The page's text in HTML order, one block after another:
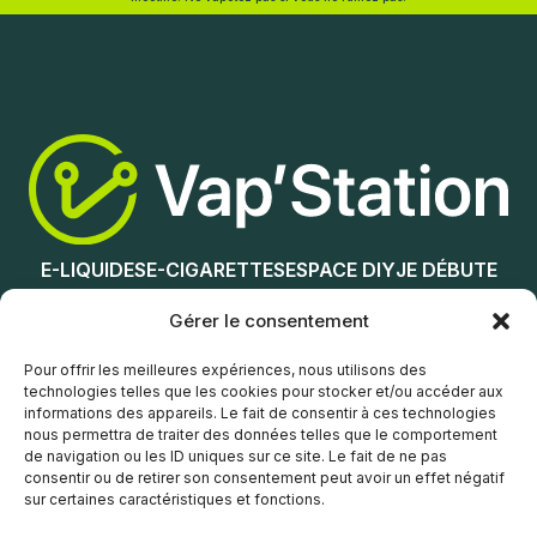
Gérer le consentement
Pour offrir les meilleures expériences, nous utilisons des
technologies telles que les cookies pour stocker et/ou accéder aux
informations des appareils. Le fait de consentir à ces technologies
nous permettra de traiter des données telles que le comportement
de navigation ou les ID uniques sur ce site. Le fait de ne pas
consentir ou de retirer son consentement peut avoir un effet négatif
sur certaines caractéristiques et fonctions.
Lire la suite
E-LIQUIDESE-CIGARETTESESPACE DIYJE DÉBUTE
NOS MAGASINS
Service client